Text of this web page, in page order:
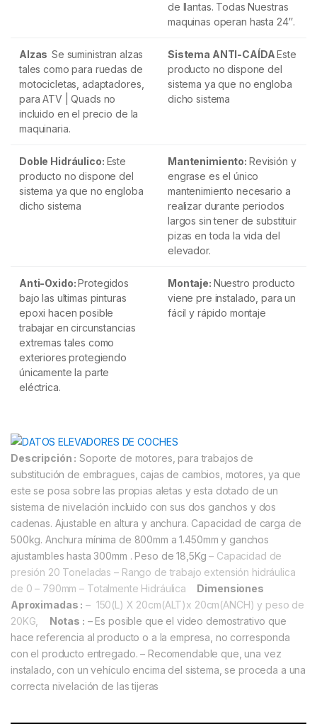
de llantas. Todas Nuestras
maquinas operan hasta 24″.
Alzas Se suministran alzas
tales como para ruedas de
motocicletas, adaptadores,
para ATV | Quads no
incluido en el precio de la
maquinaria.
Sistema ANTI-CAÍDA Este
producto no dispone del
sistema ya que no engloba
dicho sistema
Doble Hidráulico: Este
producto no dispone del
sistema ya que no engloba
dicho sistema
Mantenimiento: Revisión y
engrase es el único
mantenimiento necesario a
realizar durante periodos
largos sin tener de substituir
pizas en toda la vida del
elevador.
Anti-Oxido: Protegidos
bajo las ultimas pinturas
epoxi hacen posible
trabajar en circunstancias
extremas tales como
exteriores protegiendo
únicamente la parte
eléctrica.
Montaje: Nuestro producto
viene pre instalado, para un
fácil y rápido montaje
Descripción : Soporte de motores, para trabajos de
substitución de embragues, cajas de cambios, motores, ya que
este se posa sobre las propias aletas y esta dotado de un
sistema de nivelación incluido con sus dos ganchos y dos
cadenas. Ajustable en altura y anchura. Capacidad de carga de
500kg. Anchura mínima de 800mm a 1.450mm y ganchos
ajustambles hasta 300mm . Peso de 18,5Kg – Capacidad de
presión 20 Toneladas – Rango de trabajo extensión hidráulica
de 0 – 790mm – Totalmente Hidráulica
Dimensiones
Aproximadas : – 150(L) X 20cm(ALT)x 20cm(ANCH) y peso de
20KG,
Notas : – Es posible que el video demostrativo que
hace referencia al producto o a la empresa, no corresponda
con el producto entregado. – Recomendable que, una vez
instalado, con un vehículo encima del sistema, se proceda a una
correcta nivelación de las tijeras